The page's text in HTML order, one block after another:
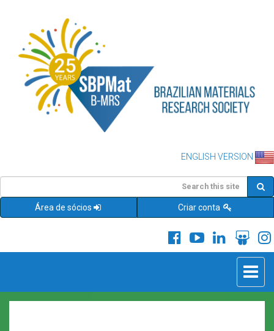
ENGLISH VERSION
Área de sócios Criar conta
Toggle